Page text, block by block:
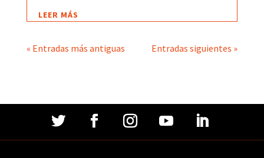
LEER MÁS
« Entradas más antiguas Entradas siguientes »